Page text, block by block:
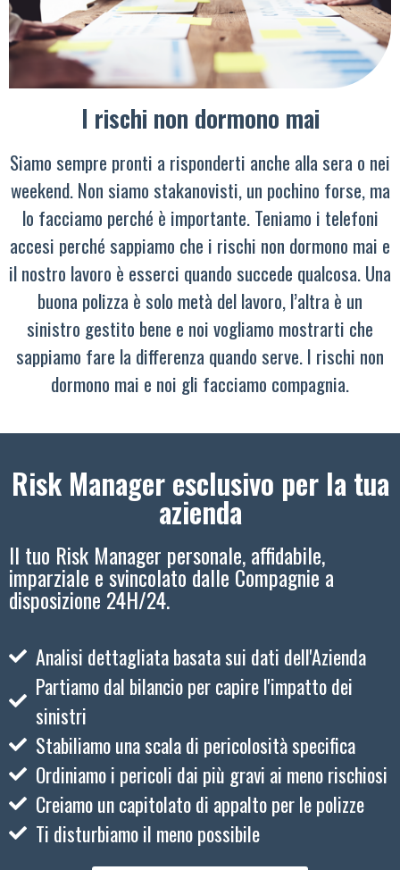
I rischi non dormono mai
Siamo sempre pronti a risponderti anche alla sera o nei
weekend. Non siamo stakanovisti, un pochino forse, ma
lo facciamo perché è importante. Teniamo i telefoni
accesi perché sappiamo che i rischi non dormono mai e
il nostro lavoro è esserci quando succede qualcosa. Una
buona polizza è solo metà del lavoro, l’altra è un
sinistro gestito bene e noi vogliamo mostrarti che
sappiamo fare la differenza quando serve. I rischi non
dormono mai e noi gli facciamo compagnia.
Risk Manager esclusivo per la tua
azienda
Il tuo Risk Manager personale, affidabile,
imparziale e svincolato dalle Compagnie a
disposizione 24H/24.
Analisi dettagliata basata sui dati dell'Azienda
Partiamo dal bilancio per capire l'impatto dei
sinistri
Stabiliamo una scala di pericolosità specifica
Ordiniamo i pericoli dai più gravi ai meno rischiosi
Creiamo un capitolato di appalto per le polizze
Ti disturbiamo il meno possibile